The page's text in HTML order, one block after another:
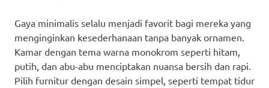
Gaya minimalis selalu menjadi favorit bagi mereka yang
menginginkan kesederhanaan tanpa banyak ornamen.
Kamar dengan tema warna monokrom seperti hitam,
putih, dan abu-abu menciptakan nuansa bersih dan rapi.
Pilih furnitur dengan desain simpel, seperti tempat tidur